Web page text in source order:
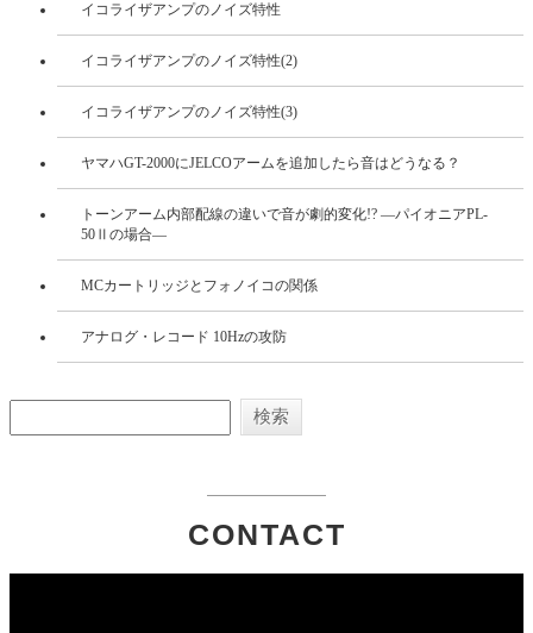
イコライザアンプのノイズ特性
イコライザアンプのノイズ特性(2)
イコライザアンプのノイズ特性(3)
ヤマハGT-2000にJELCOアームを追加したら音はどうなる？
トーンアーム内部配線の違いで音が劇的変化!? ―パイオニアPL-
50Ⅱの場合―
MCカートリッジとフォノイコの関係
アナログ・レコード 10Hzの攻防
CONTACT